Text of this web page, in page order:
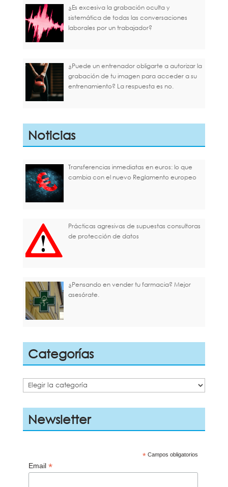
¿Es excesiva la grabación oculta y
sistemática de todas las conversaciones
laborales por un trabajador?
¿Puede un entrenador obligarte a autorizar la
grabación de tu imagen para acceder a su
entrenamiento? La respuesta es no.
Noticias
Transferencias inmediatas en euros: lo que
cambia con el nuevo Reglamento europeo
Prácticas agresivas de supuestas consultoras
de protección de datos
¿Pensando en vender tu farmacia? Mejor
asesórate.
Categorías
Categorías
Newsletter
* Campos obligatorios
Email *